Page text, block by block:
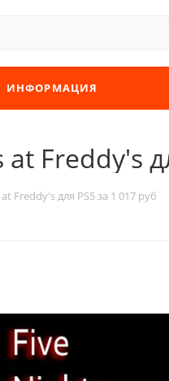
ИНФОРМАЦИЯ
Freddy's
Freddy's для PS5 за 1 017 руб